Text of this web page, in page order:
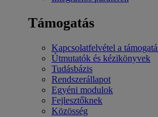
Támogatás
Kapcsolatfelvétel a
Útmutatók és kézikönyvek
Tudásbázis
Rendszerállapot
Egyéni modulok
Fejlesztőknek
Közösség